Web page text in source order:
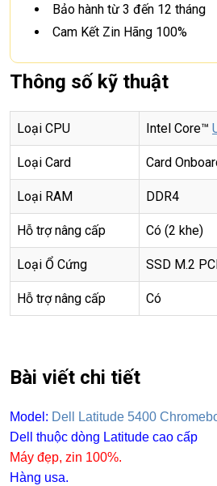
Bảo hành từ 3 đến 12 tháng
Cam Kết Zin Hãng 100%
Thông số kỹ thuật
Loại CPU Intel Core™
Loại Card Card
Loại RAM DDR4
Hỗ trợ nâng cấp Có (2 khe)
Loại Ổ Cứng SSD M.2
Hỗ trợ nâng cấp Có
Bài viết chi tiết
Model: Dell Latitude 5400
Dell thuộc dòng Latitude cao cấp
Máy đẹp, zin 100%.
Hàng usa.